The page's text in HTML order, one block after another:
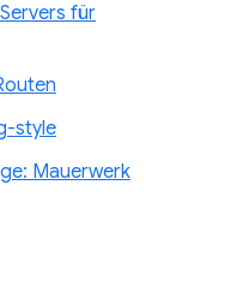
für
style
Mauerwerk